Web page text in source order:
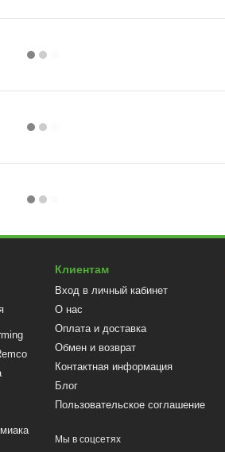
Клиентам
Вход в личный кабинет
О нас
Оплата и доставка
Обмен и возврат
Контактная информация
Блог
Пользовательское соглашение
Мы в соцсетях